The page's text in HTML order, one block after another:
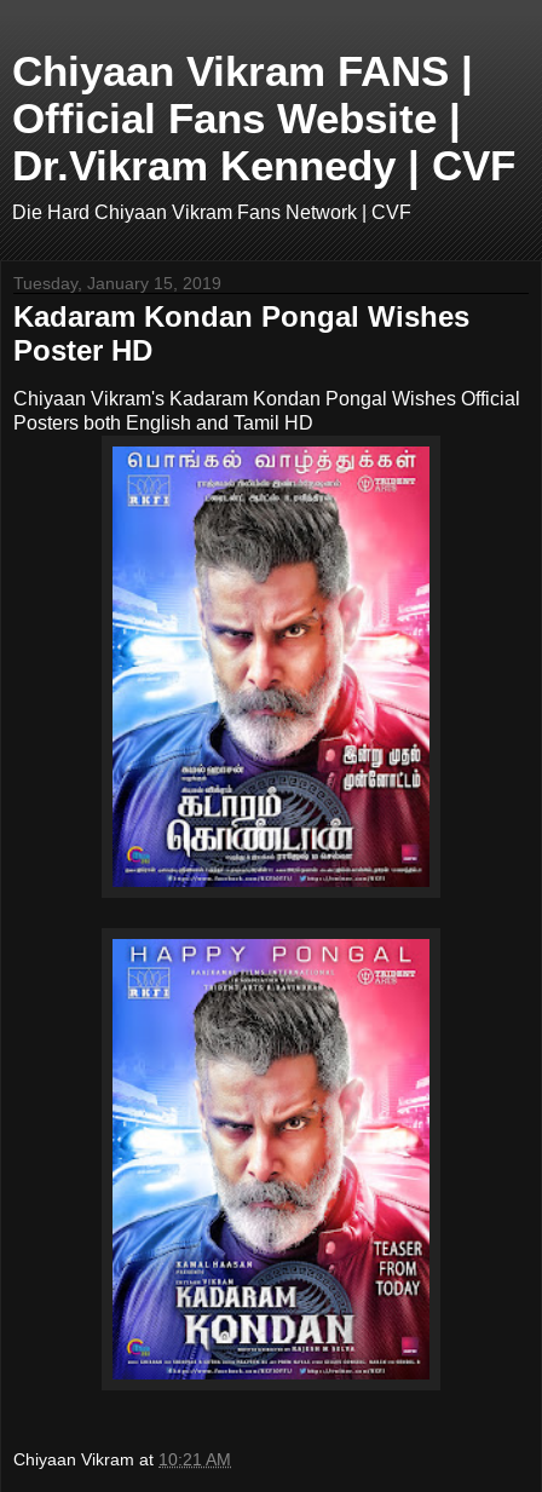
Chiyaan Vikram FANS |
Official Fans Website |
Dr.Vikram Kennedy | CVF
Die Hard Chiyaan Vikram Fans Network | CVF
Tuesday, January 15, 2019
Kadaram Kondan Pongal Wishes
Poster HD
Chiyaan Vikram's Kadaram Kondan Pongal Wishes Official
Posters both English and Tamil HD
Chiyaan Vikram at 10:21 AM